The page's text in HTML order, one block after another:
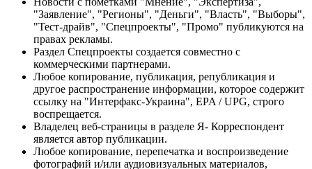
"Заявление", "Регионы", "Деньги", "Власть", "Выборы",
"Тест-драйв", "Спецпроекты", "Промо" публикуются на
правах рекламы.
Раздел Спецпроекты создается совместно с
коммерческими партнерами.
Любое копирование, публикация, републикация и
другое распространение информации, которое содержит
ссылку на "Интерфакс-Украина", EPA / UPG, строго
воспрещается.
Владелец веб-страницы в разделе Я- Корреспондент
является автор публикации.
Любое копирование, перепечатка и воспроизведение
фотографий и/или аудиовизуальных материалов,